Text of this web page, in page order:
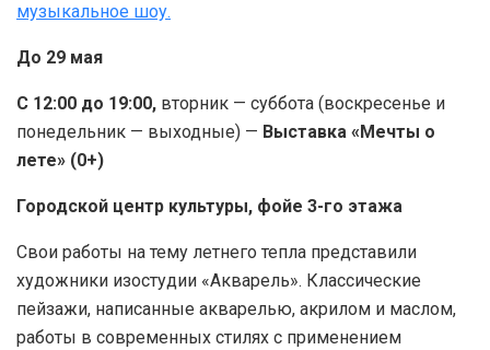
музыкальное шоу.
До 29 мая
С 12:00 до 19:00, вторник — суббота (воскресенье и
понедельник — выходные) — Выставка «Мечты о
лете» (0+)
Городской центр культуры, фойе 3-го этажа
Свои работы на тему летнего тепла представили
художники изостудии «Акварель». Классические
пейзажи, написанные акварелью, акрилом и маслом,
работы в современных стилях с применением